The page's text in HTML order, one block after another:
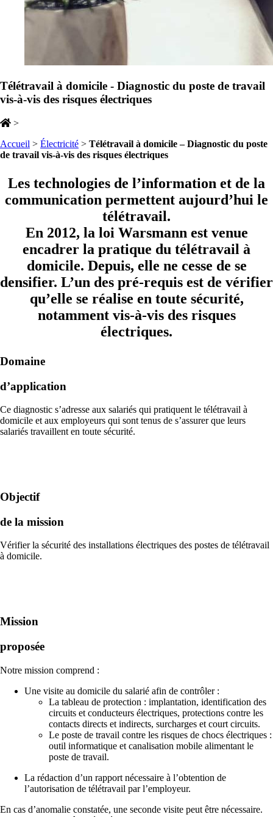
Télétravail à domicile - Diagnostic du poste de travail
vis-à-vis des risques électriques
>
Accueil > Électricité > Télétravail à domicile – Diagnostic du poste
de travail vis-à-vis des risques électriques
Les technologies de l’information et de la
communication permettent aujourd’hui le
télétravail.
En 2012, la loi Warsmann est venue
encadrer la pratique du télétravail à
domicile. Depuis, elle ne cesse de se
densifier. L’un des pré-requis est de vérifier
qu’elle se réalise en toute sécurité,
notamment vis-à-vis des risques
électriques.
Domaine
d’application
Ce diagnostic s’adresse aux salariés qui pratiquent le télétravail à
domicile et aux employeurs qui sont tenus de s’assurer que leurs
salariés travaillent en toute sécurité.
Objectif
de la mission
Vérifier la sécurité des installations électriques des postes de télétravail
à domicile.
Mission
proposée
Notre mission comprend :
Une visite au domicile du salarié afin de contrôler :
La tableau de protection : implantation, identification des
circuits et conducteurs électriques, protections contre les
contacts directs et indirects, surcharges et court circuits.
Le poste de travail contre les risques de chocs électriques :
outil informatique et canalisation mobile alimentant le
poste de travail.
La rédaction d’un rapport nécessaire à l’obtention de
l’autorisation de télétravail par l’employeur.
En cas d’anomalie constatée, une seconde visite peut être nécessaire.